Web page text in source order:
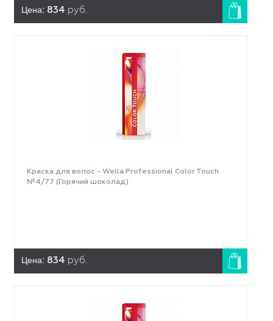
Цена: 834 руб.
Краска для волос - Wella Professional Color Touch
№4/77 (Горячий шоколад)
Цена: 834 руб.